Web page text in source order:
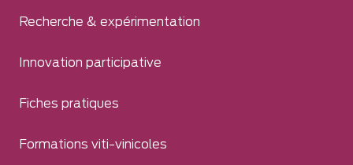
Recherche & expérimentation
Innovation participative
Fiches pratiques
Formations viti-vinicoles